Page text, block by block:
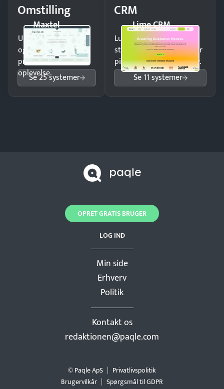
Omstilling
Maxtel
Undgå tabte opkald
og giv kunderne en
professionel
oplevelse.
Se 25 systemer
CRM
Lime CRM
Luk flere salg med et
struktureret overblik over
pipeline og opfølgninger.
Se 11 systemer
Min side
Erhverv
Politik
Kontakt os
redaktionen@paqle.com
LOG IND
OPRET GRATIS BRUGER
© Paqle ApS
Privatlivspolitik
Brugervilkår
Spørgsmål til GDPR